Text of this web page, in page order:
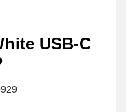
USB-C